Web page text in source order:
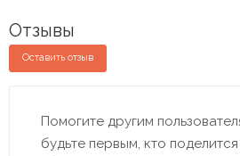
Отзывы
Оставить отзыв
Помогите другим
будьте первым, кто